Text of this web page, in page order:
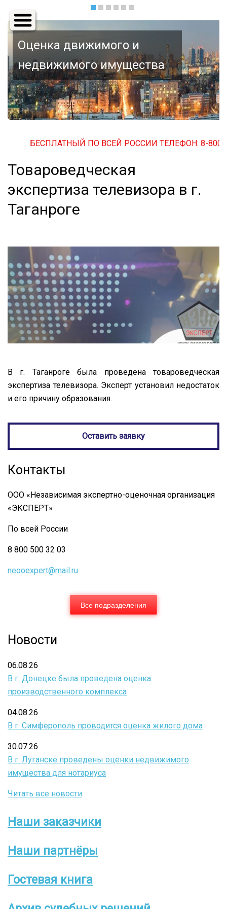
Основная
навигация
движимого и
имущества
БЕСПЛАТНЫЙ ПО ВСЕЙ РОССИИ ТЕЛЕФОН: 8-800-
Товароведческая
экспертиза телевизора в г.
Таганроге
В г. Таганроге была проведена товароведческая
экспертиза телевизора. Эксперт установил недостаток
и его причину образования.
Оставить заявку
Контакты
ООО «Независимая экспертно-оценочная организация
«ЭКСПЕРТ»
По всей России
8 800 500 32 03
neooexpert@mail.ru
Все подразделения
Новости
06.08.26
В г. Донецке была проведена оценка
производственного комплекса
04.08.26
В г. Симферополь проводится оценка жилого дома
30.07.26
В г. Луганске проведены оценки недвижимого
имущества для нотариуса
Читать все новости
Боковое
меню
Наши заказчики
Наши партнёры
Гостевая книга